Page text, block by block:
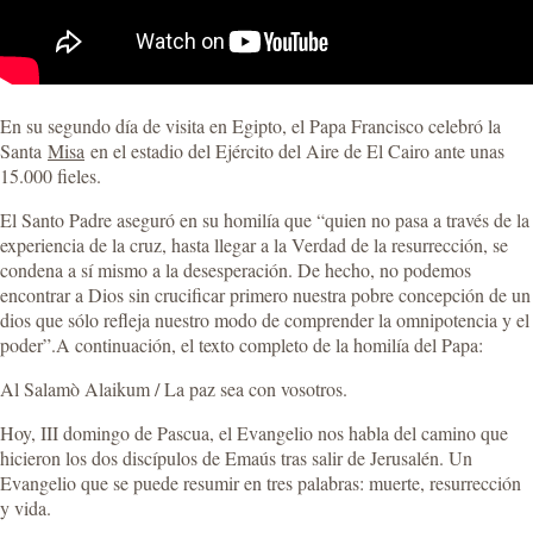
En su segundo día de visita en Egipto, el Papa Francisco celebró la
Santa Misa en el estadio del Ejército del Aire de El Cairo ante unas
15.000 fieles.
El Santo Padre aseguró en su homilía que “quien no pasa a través de la
experiencia de la cruz, hasta llegar a la Verdad de la resurrección, se
condena a sí mismo a la desesperación. De hecho, no podemos
encontrar a Dios sin crucificar primero nuestra pobre concepción de un
dios que sólo refleja nuestro modo de comprender la omnipotencia y el
poder”.A continuación, el texto completo de la homilía del Papa:
Al Salamò Alaikum / La paz sea con vosotros.
Hoy, III domingo de Pascua, el Evangelio nos habla del camino que
hicieron los dos discípulos de Emaús tras salir de Jerusalén. Un
Evangelio que se puede resumir en tres palabras: muerte, resurrección
y vida.